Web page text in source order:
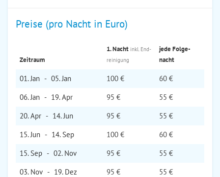
Preise (pro Nacht in Euro)
Zeitraum
1. Nacht inkl. End­
reinigung
jede Folge­
nacht
01. Jan - 05. Jan 100 €
60 €
06. Jan - 19. Apr 95 €
55 €
20. Apr - 14. Jun 95 €
55 €
15. Jun - 14. Sep 100 €
60 €
15. Sep - 02. Nov 95 €
55 €
03. Nov - 19. Dez 95 €
55 €